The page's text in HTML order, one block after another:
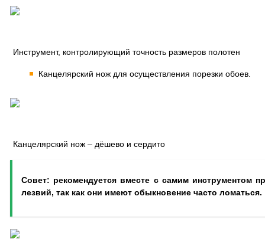
Инструмент, контролирующий точность размеров полотен
Канцелярский нож для осуществления порезки обоев.
Канцелярский нож – дёшево и сердито
Совет: рекомендуется вместе с самим инструментом
лезвий, так как они имеют обыкновение часто ломаться.